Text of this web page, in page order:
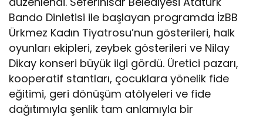
Bando Dinletisi ile başlayan programda İzBB
Ürkmez Kadın Tiyatrosu’nun gösterileri, halk
oyunları ekipleri, zeybek gösterileri ve Nilay
Dikay konseri büyük ilgi gördü. Üretici pazarı,
kooperatif stantları, çocuklara yönelik fide
eğitimi, geri dönüşüm atölyeleri ve fide
dağıtımıyla şenlik tam anlamıyla bir